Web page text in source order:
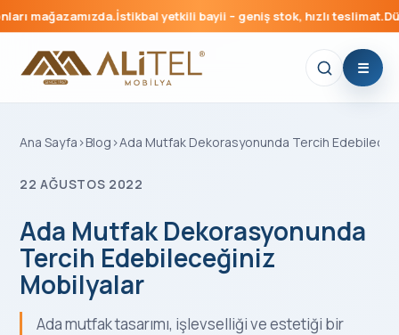
İstikbal yetkili bayii – geniş stok, hızlı teslimat.Düğün
Ana Sayfa ›Blog ›Ada Mutfak Dekorasyonunda Tercih
22 AĞUSTOS 2022
Ada Mutfak Dekorasyonunda
Tercih Edebileceğiniz
Mobilyalar
Ada mutfak tasarımı, işlevselliği ve estetiği bir